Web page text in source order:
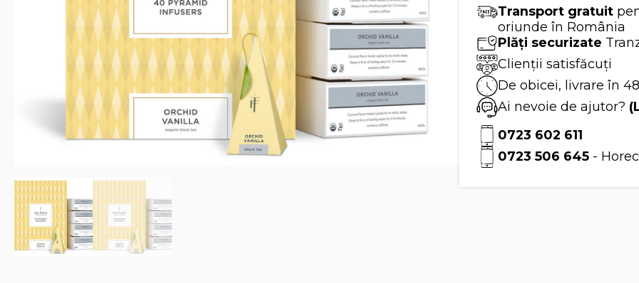
piramide
ceai
Tea
Forte
Transport gratuit
oriunde în România
Plăți securizate
Clienții satisfăcuți
De obicei, livrare în
Ai nevoie de ajutor?
0723 602 611
0723 506 645-